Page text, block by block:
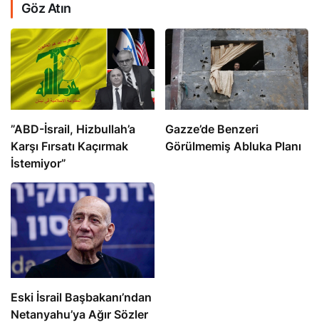
Göz Atın
​​​​​​​”ABD-İsrail, Hizbullah’a
Karşı Fırsatı Kaçırmak
İstemiyor”
​​​​​​​Gazze’de Benzeri
Görülmemiş Abluka Planı
Eski İsrail Başbakanı’ndan
Netanyahu’ya Ağır Sözler